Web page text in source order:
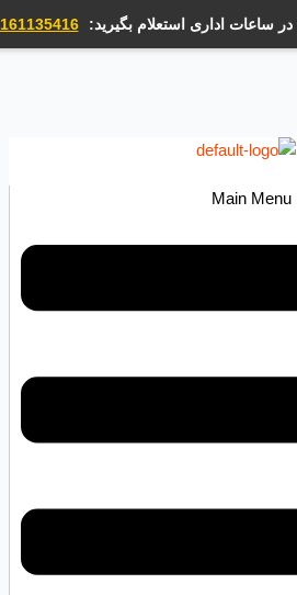
اداری استعلام بگیرید: 09161135416
Main